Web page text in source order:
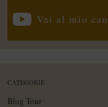
Vai al mio
CATEGORIE
Blog Tour